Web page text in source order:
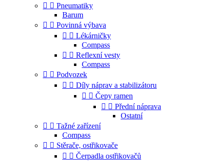
  Pneumatiky
Barum
  Povinná výbava
  Lékárničky
Compass
  Reflexní vesty
Compass
  Podvozek
  Díly náprav a stabilizátoru
  Čepy ramen
  Přední náprava
Ostatní
  Tažné zařízení
Compass
  Stěrače, ostřikovače
  Čerpadla ostřikovačů